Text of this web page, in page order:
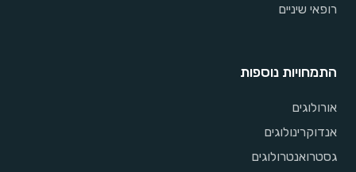
רופאי שיניים
התמחויות נוספות
אורולוגים
אנדוקרינולוגים
גסטרואנטרולוגים